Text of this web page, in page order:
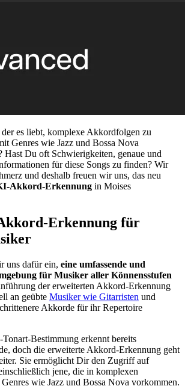
es liebt, komplexe Akkordfolgen zu
Genres wie Jazz und Bossa Nova
Hast Du oft Schwierigkeiten, genaue und
für diese Songs zu finden? Wir
und deshalb freuen wir uns, das neu
Akkord-Erkennung in Moises
Erkennung für
uns dafür ein, eine umfassende und
für Musiker aller Könnensstufen
der erweiterten Akkord-Erkennung
an geübte Musiker wie Gitarristen und
Akkorde für ihr Repertoire
Bestimmung erkennt bereits
doch die erweiterte Akkord-Erkennung geht
Sie ermöglicht Dir den Zugriff auf
jene, die in komplexen
wie Jazz und Bossa Nova vorkommen.